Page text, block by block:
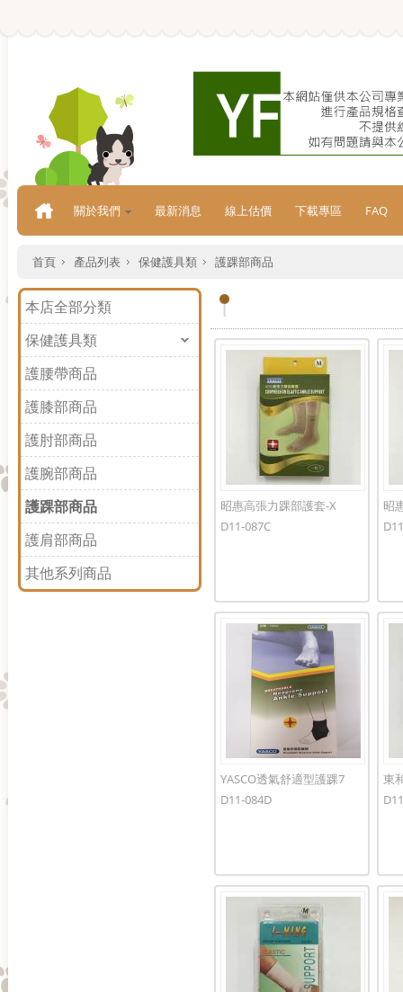
關於我們 最新消息 線上估價 下載專區 FAQ
首頁 產品列表 保健護具類 護踝部商品
本店全部分類
保健護具類
護腰帶商品
護膝部商品
護肘部商品
護腕部商品
護踝部商品
護肩部商品
其他系列商品
昭惠高張力踝部護套-X
D11-087C
昭
YASCO透氣舒適型護踝7
D11-084D
東